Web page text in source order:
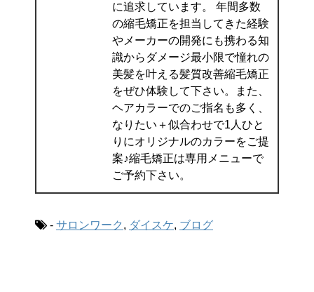
に追求しています。 年間多数
の縮毛矯正を担当してきた経験
やメーカーの開発にも携わる知
識からダメージ最小限で憧れの
美髪を叶える髪質改善縮毛矯正
をぜひ体験して下さい。また、
ヘアカラーでのご指名も多く、
なりたい＋似合わせで1人ひと
りにオリジナルのカラーをご提
案♪縮毛矯正は専用メニューで
ご予約下さい。
- サロンワーク , ダイスケ, ブログ